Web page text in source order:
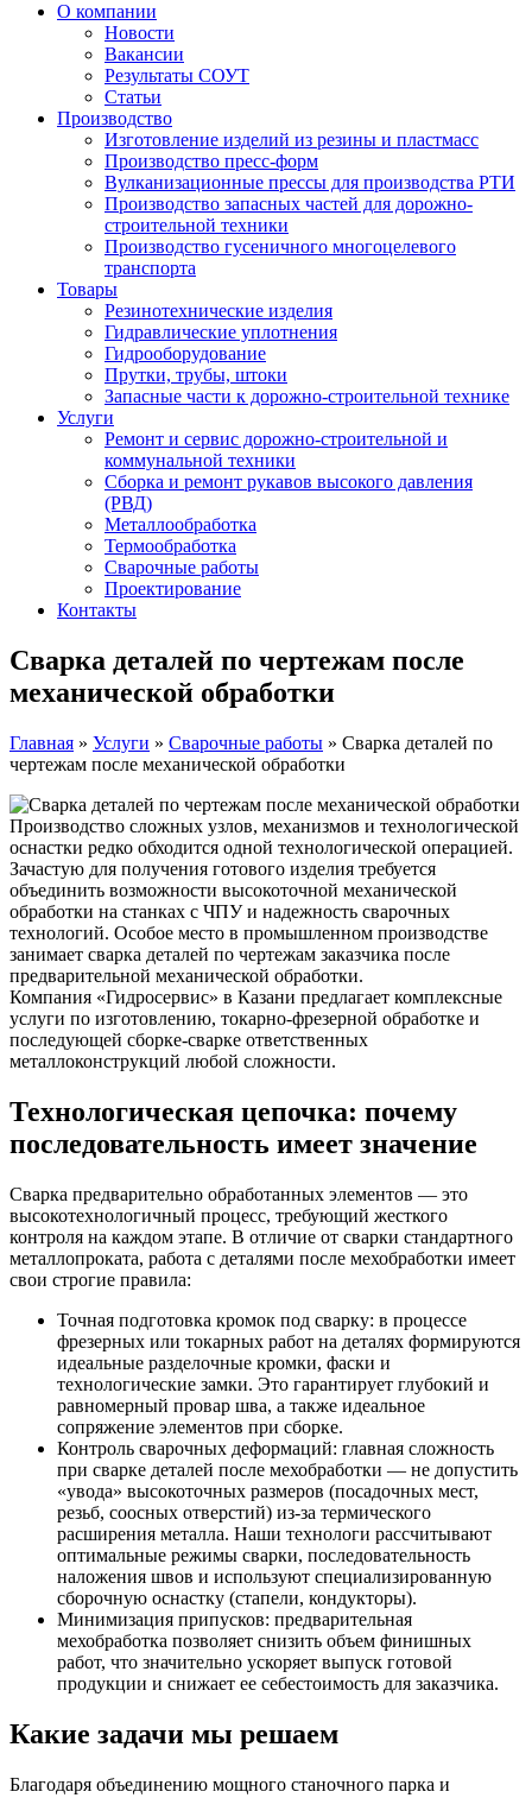
О компании
Новости
Вакансии
Результаты СОУТ
Статьи
Производство
Изготовление изделий из резины и пластмасс
Производство пресс-форм
Вулканизационные прессы для производства РТИ
Производство запасных частей для дорожно-
строительной техники
Производство гусеничного многоцелевого
транспорта
Товары
Резинотехнические изделия
Гидравлические уплотнения
Гидрооборудование
Прутки, трубы, штоки
Запасные части к дорожно-строительной технике
Услуги
Ремонт и сервис дорожно-строительной и
коммунальной техники
Сборка и ремонт рукавов высокого давления
(РВД)
Металлообработка
Термообработка
Сварочные работы
Проектирование
Контакты
Сварка деталей по чертежам после
механической обработки
Главная » Услуги » Сварочные работы » Сварка деталей по
чертежам после механической обработки
Производство сложных узлов, механизмов и технологической
оснастки редко обходится одной технологической операцией.
Зачастую для получения готового изделия требуется
объединить возможности высокоточной механической
обработки на станках с ЧПУ и надежность сварочных
технологий. Особое место в промышленном производстве
занимает сварка деталей по чертежам заказчика после
предварительной механической обработки.
Компания «Гидросервис» в Казани предлагает комплексные
услуги по изготовлению, токарно-фрезерной обработке и
последующей сборке-сварке ответственных
металлоконструкций любой сложности.
Технологическая цепочка: почему
последовательность имеет значение
Сварка предварительно обработанных элементов — это
высокотехнологичный процесс, требующий жесткого
контроля на каждом этапе. В отличие от сварки стандартного
металлопроката, работа с деталями после мехобработки имеет
свои строгие правила:
Точная подготовка кромок под сварку: в процессе
фрезерных или токарных работ на деталях формируются
идеальные разделочные кромки, фаски и
технологические замки. Это гарантирует глубокий и
равномерный провар шва, а также идеальное
сопряжение элементов при сборке.
Контроль сварочных деформаций: главная сложность
при сварке деталей после мехобработки — не допустить
«увода» высокоточных размеров (посадочных мест,
резьб, соосных отверстий) из-за термического
расширения металла. Наши технологи рассчитывают
оптимальные режимы сварки, последовательность
наложения швов и используют специализированную
сборочную оснастку (стапели, кондукторы).
Минимизация припусков: предварительная
мехобработка позволяет снизить объем финишных
работ, что значительно ускоряет выпуск готовой
продукции и снижает ее себестоимость для заказчика.
Какие задачи мы решаем
Благодаря объединению мощного станочного парка и